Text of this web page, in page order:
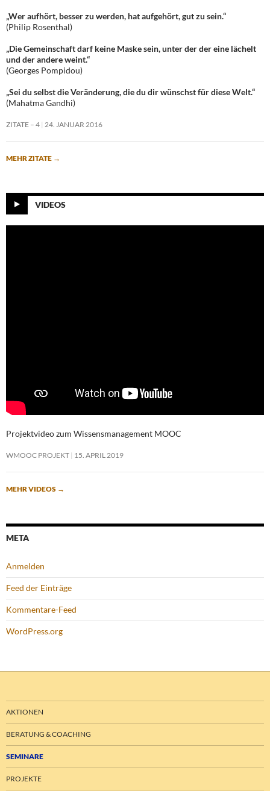
„Wer aufhört, besser zu werden, hat aufgehört, gut zu sein.“
(Philip Rosenthal)
„Die Gemeinschaft darf keine Maske sein, unter der der eine lächelt
und der andere weint.“
(Georges Pompidou)
„Sei du selbst die Veränderung, die du dir wünschst für diese Welt.“
(Mahatma Gandhi)
ZITATE – 4 24. JANUAR 2016
MEHR ZITATE →
VIDEOS
Projektvideo zum Wissensmanagement MOOC
WMOOC PROJEKT 15. APRIL 2019
MEHR VIDEOS →
META
Anmelden
Feed der Einträge
Kommentare-Feed
WordPress.org
AKTIONEN
BERATUNG & COACHING
SEMINARE
PROJEKTE